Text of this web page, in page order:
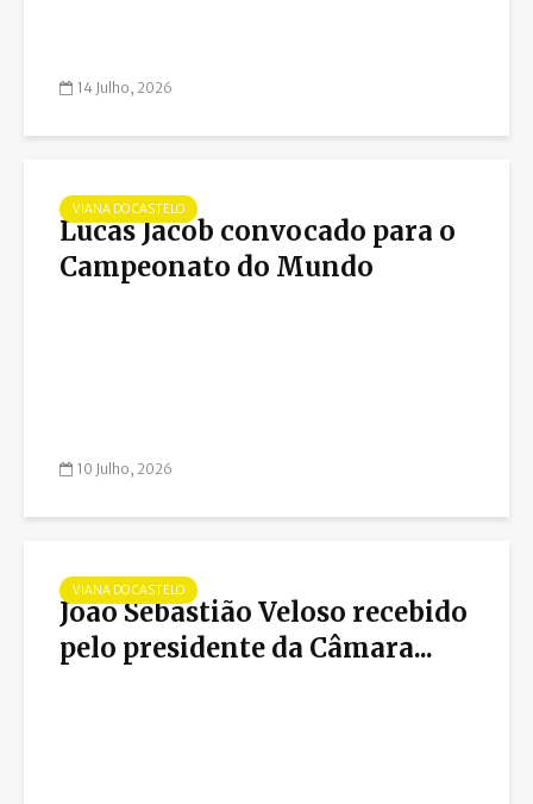
14 Julho, 2026
VIANA DO CASTELO
Lucas Jacob convocado para o
Campeonato do Mundo
10 Julho, 2026
VIANA DO CASTELO
João Sebastião Veloso recebido
pelo presidente da Câmara...